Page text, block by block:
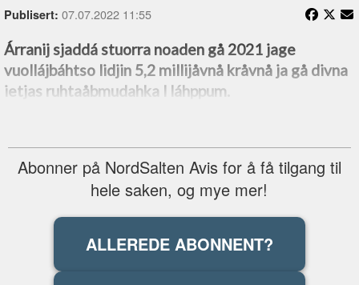
Publisert: 07.07.2022 11:55
Árranij sjaddá stuorra noaden gå 2021 jage
vuollájbáhtso lidjin 5,2 millijåvnå kråvnå ja gå divna
ietjas ruhtaåbmudahka l láhppum.
Abonner på NordSalten Avis for å få tilgang til
hele saken, og mye mer!
ALLEREDE ABONNENT?